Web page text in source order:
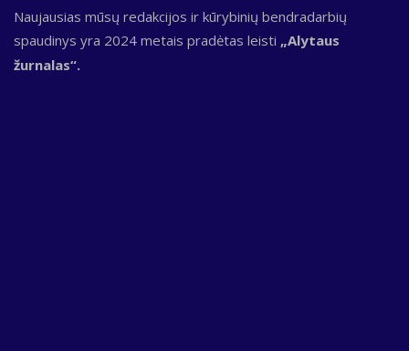
Naujausias mūsų redakcijos ir kūrybinių bendradarbių
spaudinys yra 2024 metais pradėtas leisti „Alytaus
žurnalas“.